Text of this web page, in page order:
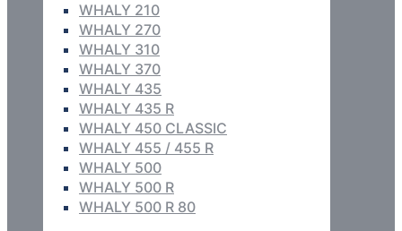
WHALY 210
WHALY 270
WHALY 310
WHALY 370
WHALY 435
WHALY 435 R
WHALY 450 CLASSIC
WHALY 455 / 455 R
WHALY 500
WHALY 500 R
WHALY 500 R 80